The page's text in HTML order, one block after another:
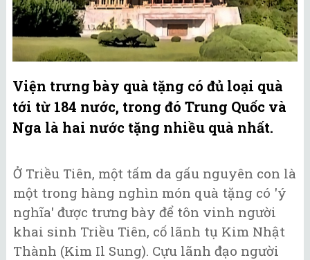
Viện trưng bày quà tặng có đủ loại quà
tới từ 184 nước, trong đó Trung Quốc và
Nga là hai nước tặng nhiều quà nhất.
Ở Triều Tiên, một tấm da gấu nguyên con là
một trong hàng nghìn món quà tặng có 'ý
nghĩa' được trưng bày để tôn vinh người
khai sinh Triều Tiên, cố lãnh tụ Kim Nhật
Thành (Kim Il Sung). Cựu lãnh đạo người